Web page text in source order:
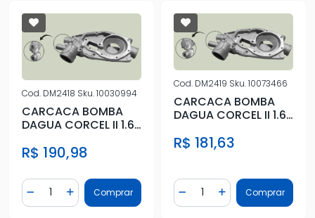
Cod. DM2418 Sku.10030994
CARCACA BOMBA
DAGUA CORCEL II 1.6
AR
R$ 190,98
Diminuir Quantidade
Quantidade
Adicionar Quantidade
Comprar
Cod. DM2419 Sku.10073466
CARCACA BOMBA
DAGUA CORCEL II 1.6
AR
R$ 181,63
Diminuir Quantidade
Quantidade
AdicionarComprar